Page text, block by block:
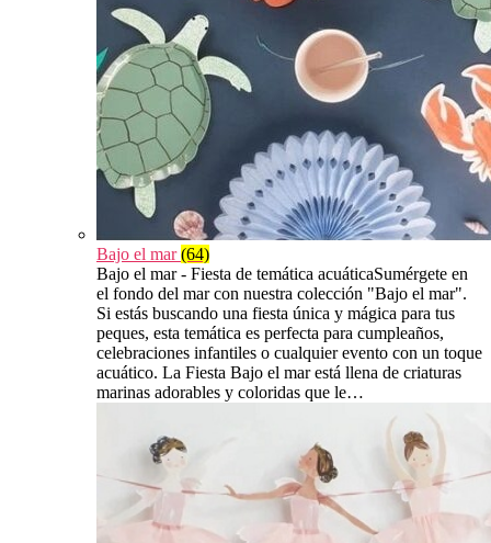
Bajo el mar(64)
Bajo el mar - Fiesta de temática acuáticaSumérgete en
el fondo del mar con nuestra colección "Bajo el mar".
Si estás buscando una fiesta única y mágica para tus
peques, esta temática es perfecta para cumpleaños,
celebraciones infantiles o cualquier evento con un toque
acuático. La Fiesta Bajo el mar está llena de criaturas
marinas adorables y coloridas que le…